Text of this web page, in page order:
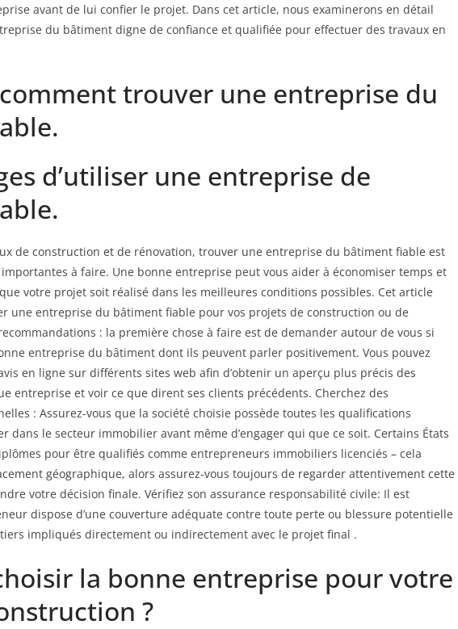
avant de lui confier le projet. Dans cet article, nous examinerons en détail
du bâtiment digne de confiance et qualifiée pour effectuer des travaux en
trouver une entreprise du
d’utiliser une entreprise de
de construction et de rénovation, trouver une entreprise du bâtiment fiable est
importantes à faire. Une bonne entreprise peut vous aider à économiser temps et
votre projet soit réalisé dans les meilleures conditions possibles. Cet article
une entreprise du bâtiment fiable pour vos projets de construction ou de
: la première chose à faire est de demander autour de vous si
entreprise du bâtiment dont ils peuvent parler positivement. Vous pouvez
en ligne sur différents sites web afin d’obtenir un aperçu plus précis des
entreprise et voir ce que dirent ses clients précédents. Cherchez des
: Assurez-vous que la société choisie possède toutes les qualifications
dans le secteur immobilier avant même d’engager qui que ce soit. Certains États
pour être qualifiés comme entrepreneurs immobiliers licenciés – cela
géographique, alors assurez-vous toujours de regarder attentivement cette
votre décision finale. Vérifiez son assurance responsabilité civile: Il est
dispose d’une couverture adéquate contre toute perte ou blessure potentielle
impliqués directement ou indirectement avec le projet final .
la bonne entreprise pour votre
?